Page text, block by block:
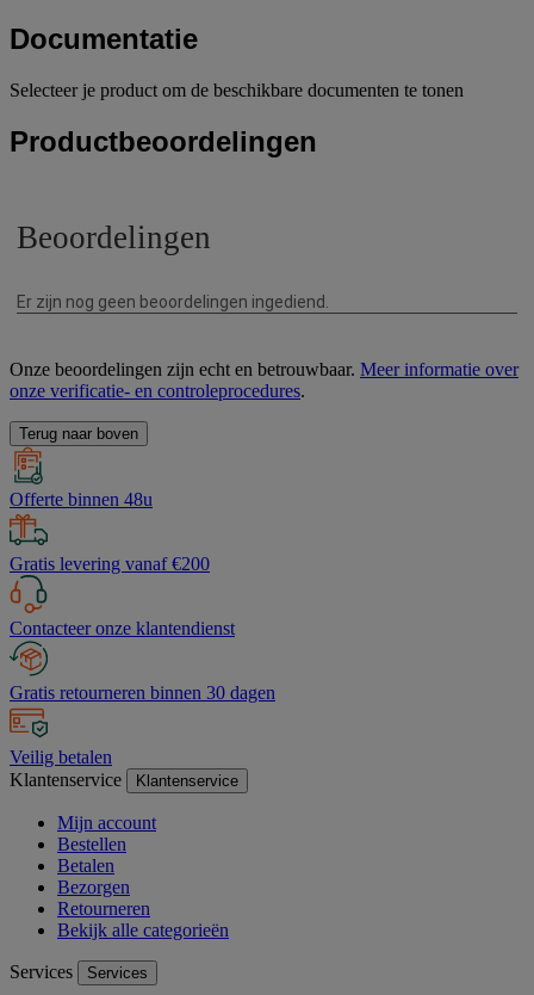
Documentatie
Selecteer je product om de beschikbare documenten te tonen
Productbeoordelingen
Onze beoordelingen zijn echt en betrouwbaar. Meer informatie over
onze verificatie- en controleprocedures.
Terug naar boven
Offerte binnen 48u
Gratis levering vanaf €200
Contacteer onze klantendienst
Gratis retourneren binnen 30 dagen
Veilig betalen
Klantenservice
Klantenservice
Mijn account
Bestellen
Betalen
Bezorgen
Retourneren
Bekijk alle categorieën
Services Services